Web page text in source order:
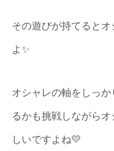
その遊びが持てると
よ✨
オシャレの軸をしっ
るかも挑戦しながら
しいですよね💛